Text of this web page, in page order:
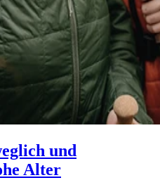
und
Alter